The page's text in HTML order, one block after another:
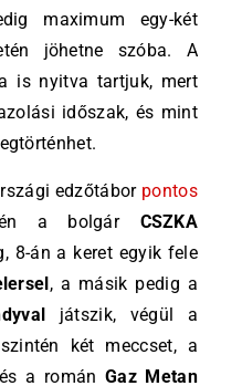
maximum egy-két
jöhetne szóba. A
is nyitva tartjuk, mert
időszak, és mint
edzőtábor pontos
a bolgár CSZKA
8-án a keret egyik fele
, a másik pedig a
játszik, végül a
két meccset, a
és a románGaz Metan